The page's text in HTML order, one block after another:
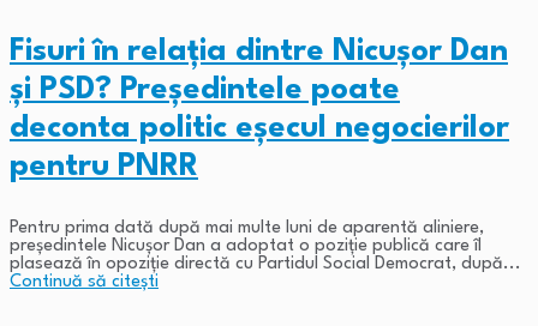
Fisuri în relația dintre Nicușor Dan
și PSD? Președintele poate
deconta politic eșecul negocierilor
pentru PNRR
Pentru prima dată după mai multe luni de aparentă aliniere,
președintele Nicușor Dan a adoptat o poziție publică care îl
plasează în opoziție directă cu Partidul Social Democrat, după...
Continuă să citești